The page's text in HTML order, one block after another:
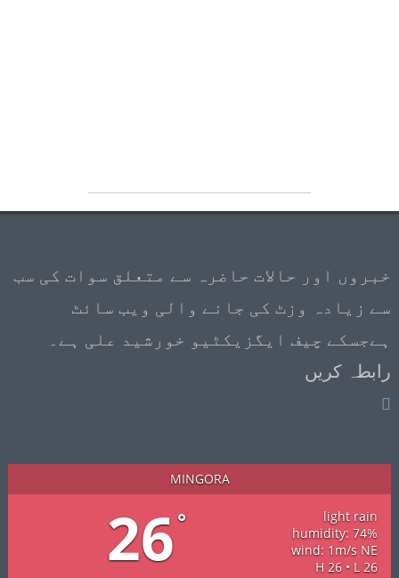
خبروں اور حالات حاضرہ سے متعلق سوات کی سب
سے زیادہ وزٹ کی جانے والی ویب سائٹ
ہےجسکے چیف ایگزیکٹیو خورشید علی ہے۔
رابطہ کریں
MINGORA
26°
light rain
humidity: 74%
wind: 1m/s NE
H 26 • L 26